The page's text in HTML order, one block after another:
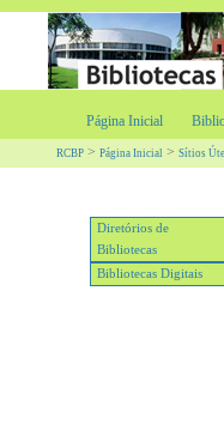
Página Inicial
RCBP > Página Inicial > Sítios
Diretórios de
Bibliotecas
Bibliotecas Digitais